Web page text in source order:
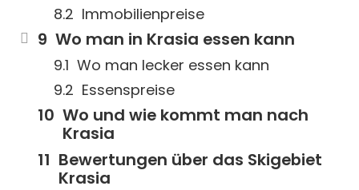
Immobilienpreise
Wo man in Krasia essen kann
Wo man lecker essen kann
Essenspreise
Wo und wie kommt man nach
Krasia
Bewertungen über das Skigebiet
Krasia